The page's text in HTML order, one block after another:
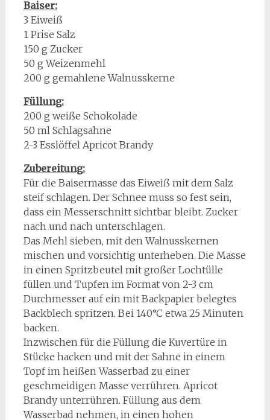
Baiser:
3 Eiweiß
1 Prise Salz
150 g Zucker
50 g Weizenmehl
200 g gemahlene Walnusskerne
Füllung:
200 g weiße Schokolade
50 ml Schlagsahne
2-3 Esslöffel Apricot Brandy
Zubereitung:
Für die Baisermasse das Eiweiß mit dem Salz
steif schlagen. Der Schnee muss so fest sein,
dass ein Messerschnitt sichtbar bleibt. Zucker
nach und nach unterschlagen.
Das Mehl sieben, mit den Walnusskernen
mischen und vorsichtig unterheben. Die Masse
in einen Spritzbeutel mit großer Lochtülle
füllen und Tupfen im Format von 2-3 cm
Durchmesser auf ein mit Backpapier belegtes
Backblech spritzen. Bei 140°C etwa 25 Minuten
backen.
Inzwischen für die Füllung die Kuvertüre in
Stücke hacken und mit der Sahne in einem
Topf im heißen Wasserbad zu einer
geschmeidigen Masse verrühren. Apricot
Brandy unterrühren. Füllung aus dem
Wasserbad nehmen, in einen hohen